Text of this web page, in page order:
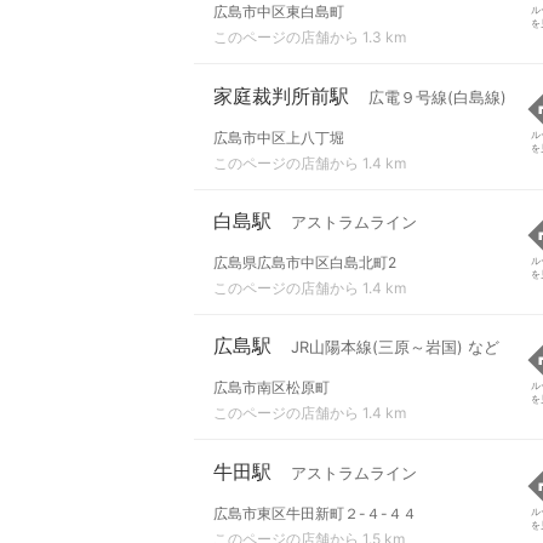
広島市中区東白島町
このページの店舗から 1.3 km
ル
を
家庭裁判所前駅 広電９号線(白島線)
広島市中区上八丁堀
このページの店舗から 1.4 km
ル
を
白島駅 アストラムライン
広島県広島市中区白島北町2
このページの店舗から 1.4 km
ル
を
広島駅 JR山陽本線(三原～岩国) など
広島市南区松原町
このページの店舗から 1.4 km
ル
を
牛田駅 アストラムライン
広島市東区牛田新町２-４-４４
このページの店舗から 1.5 km
ル
を